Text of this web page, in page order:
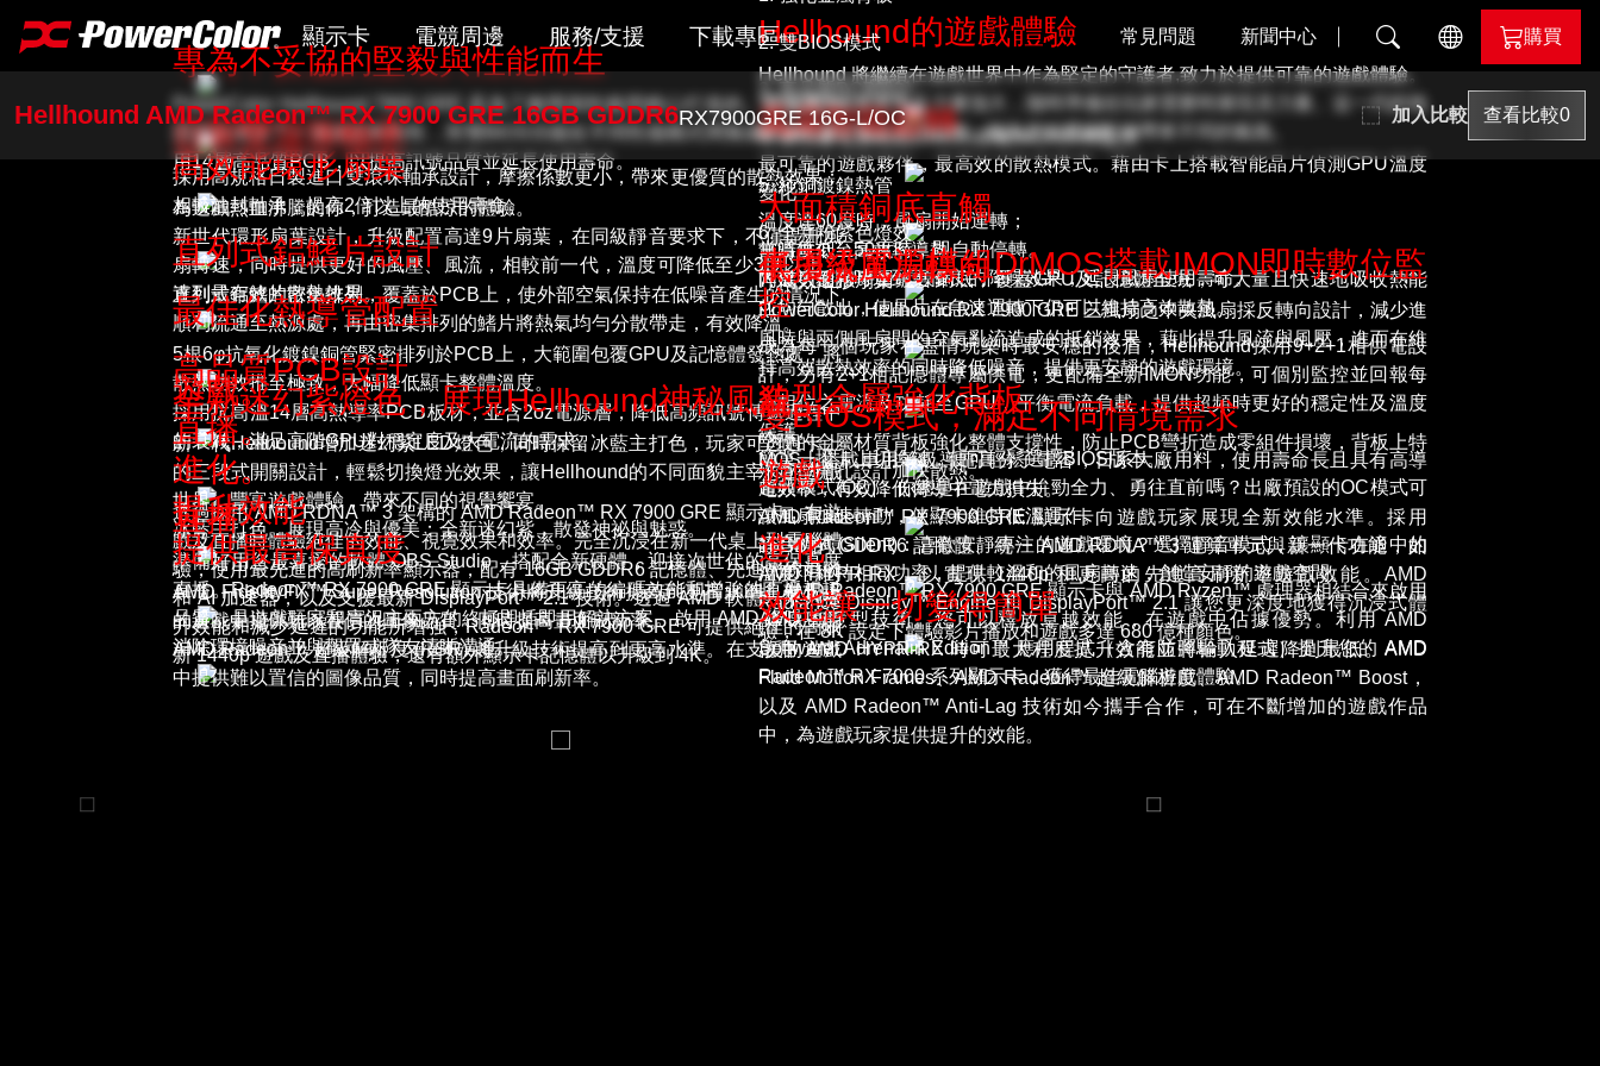
顯示卡
AI PRO Series
RX 9000 Series
RX 7000 Series
RX 6000 Series
RX 5000 Series
RX 500 Series
R7 240
工具軟體
探索全部
Red Devil
Hellhound
Reaper
Fighter
Liquid Devil
PowerColor
電競周邊
滑鼠
滑鼠墊
替換式背版
探索全部
服務/支援
保固
條款
保固
線上
報修
社群
媒體
聯絡
我們
下載專區 常見問題 新聞中心 購買
Hellhound AMD Radeon™ RX 7900 GRE 16GB GDDR6RX7900GRE 16G-L/OC 加入比較 查看比較0
Hellhound的遊戲體驗
Hellhound 將繼續在遊戲世界中作為堅定的守護者,致力於提供可靠的遊戲體驗。
它的設計優雅簡單且力量強大，隨時準備在玩家需要時展現其力量。這一代的地
獄犬增加了紫晶色LED燈，能為您的電腦配備帶來不同的氣氛。
專為不妥協的堅毅與性能而生
PowerColor Hellhound 7900 GRE 是為了耐用與性能而精心打造的。其金屬加
固背板增加了一層保護和剛性，而雙BIOS功能在不同性能模式間無縫切換。採
用14層高品質PCB，以提高訊號品質並延長使用壽命。
2. 雙BIOS模式
3. 高品質PCB設計
4. 車用級電源模組DrMOS搭載IMON即時監控
5. 純銅鍍鎳熱管
6. 全新粉紫色燈效
7. 高效環形扇葉
日製雙滾珠軸承
採用高規格日製進口雙滾珠軸承設計，摩擦係數更小，帶來更優質的散熱效果；
相較油封軸承，提高2倍以上的使用壽命。
風扇智能啟轉
最可靠的遊戲夥伴，最高效的散熱模式。藉由卡上搭載智能晶片偵測GPU溫度
變化：
溫度達60度時，風扇開始運轉；
當溫度低至50度時，即自動停轉。
降低功耗同時達到更優良的降噪效果，延長風扇使用壽命。
高效能環形扇葉
為遊戲熱血沸騰的你，打造最酷涼的體驗。
新世代環形扇葉設計，升級配置高達9片扇葉，在同級靜音要求下，不僅提升風
扇轉速，同時提供更好的風壓、風流，相較前一代，溫度可降低至少3度以上，
達到最有效的散熱效果。
大面積銅底直觸
無時無刻，高效率導熱。
內建大面積平滑鍍鎳銅底，覆蓋GPU及記憶體全域，可大量且快速地吸收熱能
並均勻散出，使晶片在急速運轉下仍可以維持高效散熱。
直列式鋁鰭片設計
直列式鋁鰭片密集排列，覆蓋於PCB上，使外部空氣保持在低噪音產生的情況下
順利流通至熱源處，再由密集排列的鰭片將熱氣均勻分散帶走，有效降溫。
低擾流風扇轉向
PowerColor Hellhound RX 7900 GRE 三風扇之中央風扇採反轉向設計，減少進
風時與兩側風扇間的空氣亂流造成的抵銷效果，藉此提升風流與風壓，進而在維
持高效散熱效率的同時降低噪音，提供更安靜的遊戲環境。
最佳化熱導管配置
5根6φ抗氧化鍍鎳銅管緊密排列於PCB上，大範圍包覆GPU及記憶體發熱處，將
散熱功效推至極致，大幅降低顯卡整體溫度。
車用級電源模組DrMOS搭載IMON即時數位監
控
成為每一個玩家在盡情玩樂時最安穩的後盾，Hellhound採用9+2+1相供電設
計，另有2+1相記憶體專屬供電，更配備全新IMON功能，可個別監控並回報每
一相位之電流及功耗至GPU，平衡電流負載，提供超頻時更好的穩定性及溫度
保護。
MOS上搭載車用等級導電高分子電容，日系大廠用料，使用壽命長且具有高導
電效率，有效降低傳導中電力損失。
高品質PCB設計
採用抗高溫14層高熱導率PCB板材，並含2oz電源層，降低高頻訊號傳遞過程中
的衰減，滿足高階GPU對穩定度及大電流的需求。
造型金屬強化背板
堅硬的金屬材質背板強化整體支撐性，防止PCB彎折造成零組件損壞，背板上特
殊造型開孔設計加快散熱。
全新迷幻紫燈色，展現Hellhound神秘風貌
新一代Hellhound增加迷幻紫LED燈色，同時保留冰藍主打色，玩家可透過卡上
的三段式開關設計，輕鬆切換燈光效果，讓Hellhound的不同面貌主宰你的遊戲
世界，豐富遊戲體驗，帶來不同的視覺饗宴。
冰藍主打色，展現高冷與優美；全新迷幻紫，散發神祕與魅惑。
雙BIOS模式，滿足不同情境需求
簡單一撥卡上切換鍵，便可輕鬆選擇BIOS版本。
超頻模式(OC)：你總是在遊戲中拚勁全力、勇往直前嗎？出廠預設的OC模式可
讓風扇加速轉動，使顯卡維持低溫運作。
靜音模式(Silent)：喜歡安靜專注的遊戲環境？選擇靜音模式，讓顯卡在適中的
溫度下維持相同功率，提供較溫和的風扇轉速，創造安靜的遊戲空間。
遊戲。
直播。
進化。
透過採用 AMD RDNA™ 3 架構的 AMD Radeon™ RX 7900 GRE 顯示卡，在遊
戲及直播時體驗絕佳的效能、視覺效果和效率。完全沉浸在新一代桌上型電腦體
驗，使用最先進的高刷新率顯示器，配有 16GB GDDR6 記憶體、先進光線追蹤
和 AI 加速器，以及支援最新 DisplayPort™ 2.1 技術。透過 AMD 軟體一系列提
升效能和減少延遲的功能所增強，Radeon™ RX 7900 GRE 可提供絕佳的高刷
新 1440p 遊戲及直播體驗，還有額外顯示卡記憶體以升級到 4K。
遊戲
AMD Radeon™ RX 7900 GRE 顯示卡向遊戲玩家展現全新效能水準。採用
16GB 的 GDDR6 記憶體、統一 AMD RDNA™ 3 運算單元與新一代功能，如
AMD HYPR-RX，以實現 1440p 和更高的先進高刷新率遊戲效能。AMD
Radiance Display™ Engine 和 DisplayPort™ 2.1 讓您更深度地獲得沉浸式體
驗，在 8K 設定下體驗影片播放和遊戲多達 680 億種顏色。
直播
準備好用您最喜愛的軟體 OBS Studio，搭配全新硬體，迎接次世代的高保真度
直播。Radeon™ RX 7900 GRE 顯示卡具備更高的編碼效能和增強的直播視訊
品質，是遊戲玩家和實況主兩方的終極即插即用解決方案。啟用 AMD 降噪功能
消除環境噪音並與觀眾或隊友清晰溝通。
進化
將 AMD Radeon™ RX 7900 GRE 顯示卡與 AMD Ryzen™ 處理器相結合來啟用
AMD 智慧型技術。您可以釋放卓越效能，在遊戲中佔據優勢。利用 AMD
Software: Adrenalin Edition™ 應用程式（含有防彈驅動程式）提升您的 AMD
Radeon™ RX 7000 系列顯示卡，獲得最佳電腦遊戲體驗。
提升效能
提供最高保真度
AMD FidelityFX™ Super Resolution 技術將升級技術提高到更高水準。在支援
的遊戲中提供難以置信的圖像品質，同時提高畫面刷新率。
AMD Radeon™ 超級解析度 (RSR) 將升級技術提高到更高水準。在支援的遊戲
中提供難以置信的圖像品質，同時提高畫面刷新率。
效能讓一切變得簡單
啟用 AMD HYPR-RX 時可最大程度提升效能並將輸入延遲降到最低。AMD
Fluid Motion Frames、AMD Radeon™ 超級解析度、AMD Radeon™ Boost，
以及 AMD Radeon™ Anti-Lag 技術如今攜手合作，可在不斷增加的遊戲作品
中，為遊戲玩家提供提升的效能。